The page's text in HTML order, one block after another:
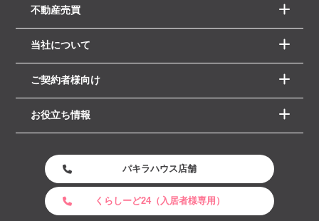
不動産売買
当社について
ご契約者様向け
お役立ち情報
パキラハウス店舗
くらしーど24（入居者様専用）